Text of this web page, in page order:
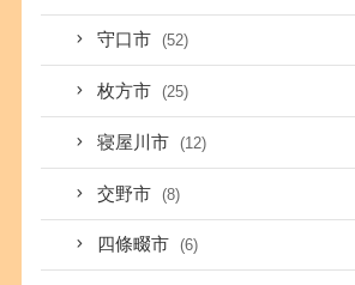
守口市 (52)
枚方市 (25)
寝屋川市 (12)
交野市 (8)
四條畷市 (6)